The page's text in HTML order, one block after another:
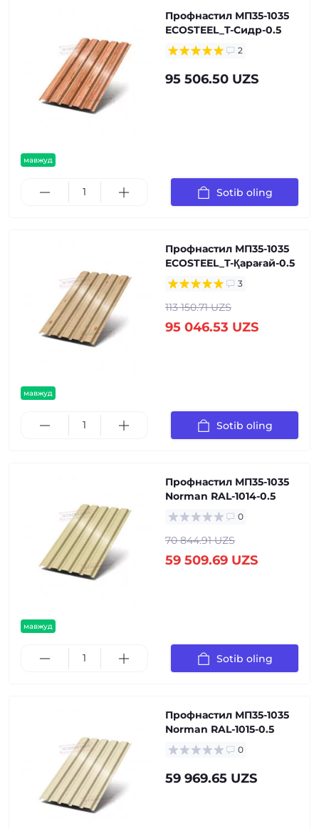
мавжуд
Профнастил МП35-1035
ECOSTEEL_T-Сидр-0.5
2
95 506.50 UZS
Sotib oling
мавжуд
Профнастил МП35-1035
ECOSTEEL_T-Қарағай-0.5
3
113 150.71 UZS
95 046.53 UZS
Sotib oling
мавжуд
Профнастил МП35-1035
Norman RAL-1014-0.5
0
70 844.91 UZS
59 509.69 UZS
Sotib oling
Профнастил МП35-1035
Norman RAL-1015-0.5
0
59 969.65 UZS